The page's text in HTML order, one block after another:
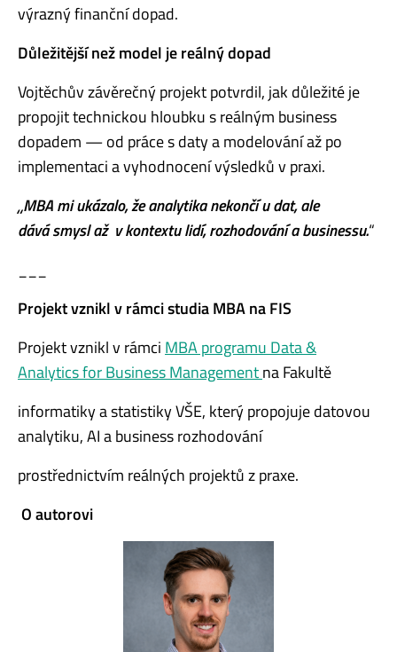
výrazný finanční dopad.
Důležitější než model je reálný dopad
Vojtěchův závěrečný projekt potvrdil, jak důležitéje
propojit technickou hloubku s reálným business
dopadem —od práce s daty a modelování až po
implementaci a vyhodnocení výsledků v praxi.
„MBA mi ukázalo, že analytika nekončí u dat, ale
dává smysl až v kontextu lidí, rozhodování a businessu.“
Projekt vznikl v rámci studia MBA na FIS
Projekt vznikl v rámci MBA programu Data &
Analytics for Business Managementna Fakultě
informatiky a statistiky VŠE, který propojuje datovou
analytiku, AI a business rozhodování
prostřednictvím reálných projektů z praxe.
O autorovi